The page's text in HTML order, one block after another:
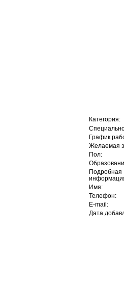
Категория:
График
Желаемая
Пол:
Подробная
Имя:
Телефон:
E-mail:
Дата